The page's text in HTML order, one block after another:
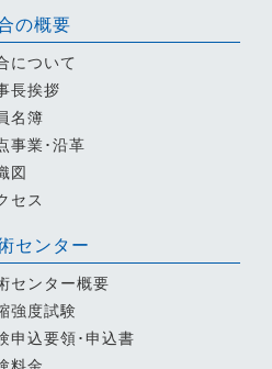
の概要
について
長挨拶
名簿
事業･沿革
図
セス
センター
センター概要
強度試験
申込要領･申込書